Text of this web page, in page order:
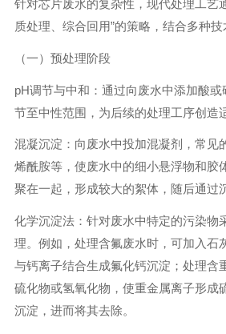
针对芯片废水的复杂性，现代处理工艺
质处理、综合回用”的策略，结合多种技
（一）预处理阶段
pH调节与中和：通过向废水中添加酸
节至中性范围，为后续的处理工序创造
混凝沉淀：向废水中投加混凝剂，常见
烯酰胺等，使废水中的细小悬浮物和胶
聚在一起，形成较大的絮体，随后通过
化学沉淀法：针对废水中特定的污染物
理。例如，处理含氟废水时，可加入石
与钙离子结合生成氟化钙沉淀；处理含
硫化物或氢氧化物，使重金属离子形成
沉淀，进而将其去除。